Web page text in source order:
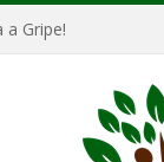
a Gripe!